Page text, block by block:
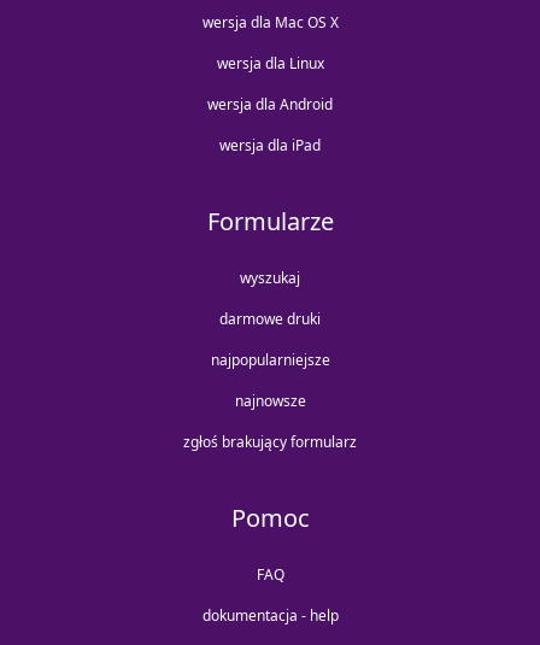
wersja dla Mac OS X
wersja dla Linux
wersja dla Android
wersja dla iPad
Formularze
wyszukaj
darmowe druki
najpopularniejsze
najnowsze
zgłoś brakujący formularz
Pomoc
FAQ
dokumentacja - help